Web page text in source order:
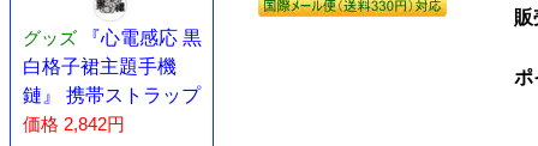
グッズ
『心電感応 黒
白格子裙主題手機
鏈』 携帯ストラップ
価格 2,842円
販
ポ